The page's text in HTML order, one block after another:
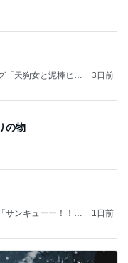
天狗女と泥棒ヒゲ
3日前
の物
ンキューー！！尾
1日前